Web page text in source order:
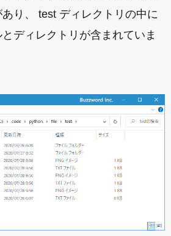
り、 test ディレクトリの中に
ディレクトリが含まれていま